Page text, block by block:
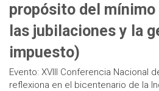
propósito del
las jubilaciones y la
impuesto)
Evento: XVIII Conferencia Nacional
reflexiona en el bicentenario de la